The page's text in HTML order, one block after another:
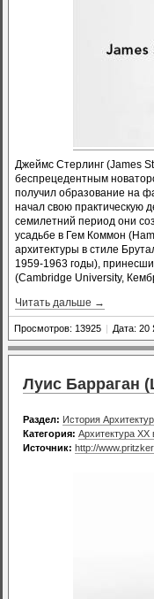
Джеймс Стерлинг (James
беспрецедентным
получил образование на
начал свою практическую
семилетний период они
усадьбе в Гем Коммон
архитектуры в стиле
1959-1963 годы),
(Cambridge University,
Читать дальше →
Просмотров: 13925 Дата: 20
Луис Барраган
Раздел: История
Категория: Архитектура XX
Источник: http://